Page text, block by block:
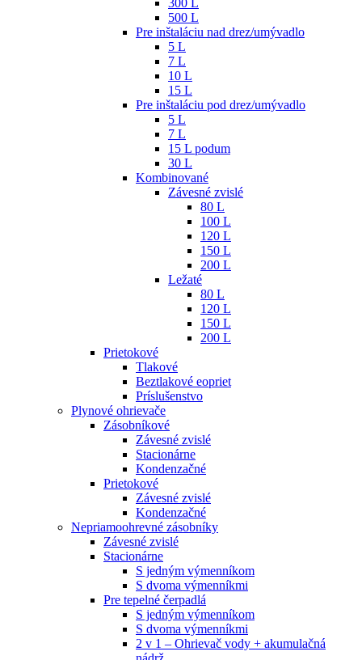
300 L
500 L
Pre inštaláciu nad drez/umývadlo
5 L
7 L
10 L
15 L
Pre inštaláciu pod drez/umývadlo
5 L
7 L
15 L podum
30 L
Kombinované
Závesné zvislé
80 L
100 L
120 L
150 L
200 L
Ležaté
80 L
120 L
150 L
200 L
Prietokové
Tlakové
Beztlakové eopriet
Príslušenstvo
Plynové ohrievače
Zásobníkové
Závesné zvislé
Stacionárne
Kondenzačné
Prietokové
Závesné zvislé
Kondenzačné
Nepriamoohrevné zásobníky
Závesné zvislé
Stacionárne
S jedným výmenníkom
S dvoma výmenníkmi
Pre tepelné čerpadlá
S jedným výmenníkom
S dvoma výmenníkmi
2 v 1 – Ohrievač vody + akumulačná